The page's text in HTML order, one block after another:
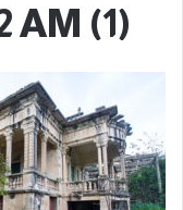
AM (1)